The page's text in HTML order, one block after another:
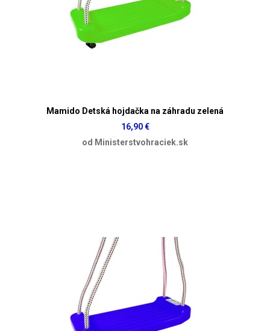
Mamido Detská hojdačka na záhradu zelená
16,90 €
od Ministerstvohraciek.sk